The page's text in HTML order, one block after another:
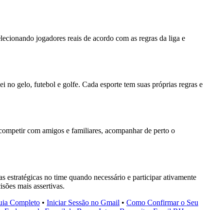
jogadores reais de acordo com as regras da liga e
no gelo, futebol e golfe. Cada esporte tem suas próprias regras e
com amigos e familiares, acompanhar de perto o
estratégicas no time quando necessário e participar ativamente
mais assertivas.
Completo • Iniciar Sessão no Gmail • Como Confirmar o Seu